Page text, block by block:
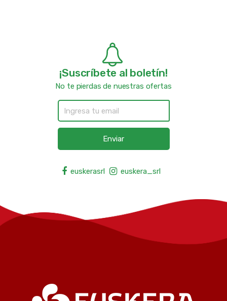
¡Suscríbete al boletín!
No te pierdas de nuestras ofertas
Enviar
euskerasrl euskera_srl